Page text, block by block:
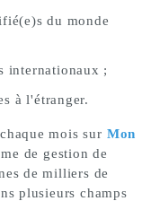
du monde
internationaux ;
à l'étranger.
mois sur Mon
de gestion de
de milliers de
plusieurs champs